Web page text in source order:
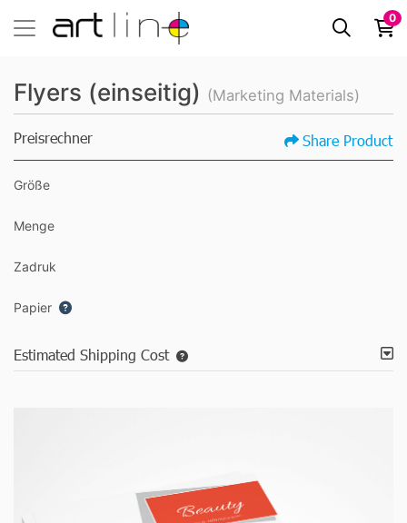
0
Flyers (einseitig) (Marketing Materials)
Preisrechner Share Product
Größe
Menge
Zadruk
Papier
Estimated Shipping Cost